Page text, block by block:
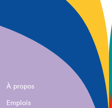
À propos
Emplois